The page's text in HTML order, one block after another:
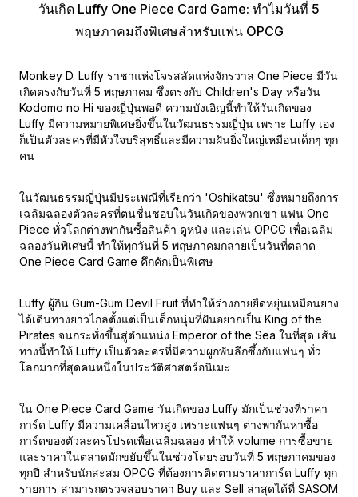
วันเกิด Luffy One Piece Card Game: ทำไมวันที่ 5
พฤษภาคมถึงพิเศษสำหรับแฟน OPCG
Monkey D. Luffy ราชาแห่งโจรสลัดแห่งจักรวาล One Piece มีวัน
เกิดตรงกับวันที่ 5 พฤษภาคม ซึ่งตรงกับ Children's Day หรือวัน
Kodomo no Hi ของญี่ปุ่นพอดี ความบังเอิญนี้ทำให้วันเกิดของ
Luffy มีความหมายพิเศษยิ่งขึ้นในวัฒนธรรมญี่ปุ่น เพราะ Luffy เอง
ก็เป็นตัวละครที่มีหัวใจบริสุทธิ์และมีความฝันยิ่งใหญ่เหมือนเด็กๆ ทุก
คน
ในวัฒนธรรมญี่ปุ่นมีประเพณีที่เรียกว่า 'Oshikatsu' ซึ่งหมายถึงการ
เฉลิมฉลองตัวละครที่ตนชื่นชอบในวันเกิดของพวกเขา แฟน One
Piece ทั่วโลกต่างพากันซื้อสินค้า ดูหนัง และเล่น OPCG เพื่อเฉลิม
ฉลองวันพิเศษนี้ ทำให้ทุกวันที่ 5 พฤษภาคมกลายเป็นวันที่ตลาด
One Piece Card Game คึกคักเป็นพิเศษ
Luffy ผู้กิน Gum-Gum Devil Fruit ที่ทำให้ร่างกายยืดหยุ่นเหมือนยาง
ได้เดินทางยาวไกลตั้งแต่เป็นเด็กหนุ่มที่ฝันอยากเป็น King of the
Pirates จนกระทั่งขึ้นสู่ตำแหน่ง Emperor of the Sea ในที่สุด เส้น
ทางนี้ทำให้ Luffy เป็นตัวละครที่มีความผูกพันลึกซึ้งกับแฟนๆ ทั่ว
โลกมากที่สุดคนหนึ่งในประวัติศาสตร์อนิเมะ
ใน One Piece Card Game วันเกิดของ Luffy มักเป็นช่วงที่ราคา
การ์ด Luffy มีความเคลื่อนไหวสูง เพราะแฟนๆ ต่างพากันหาซื้อ
การ์ดของตัวละครโปรดเพื่อเฉลิมฉลอง ทำให้ volume การซื้อขาย
และราคาในตลาดมักขยับขึ้นในช่วงโดยรอบวันที่ 5 พฤษภาคมของ
ทุกปี สำหรับนักสะสม OPCG ที่ต้องการติดตามราคาการ์ด Luffy ทุก
รายการ สามารถตรวจสอบราคา Buy และ Sell ล่าสุดได้ที่ SASOM